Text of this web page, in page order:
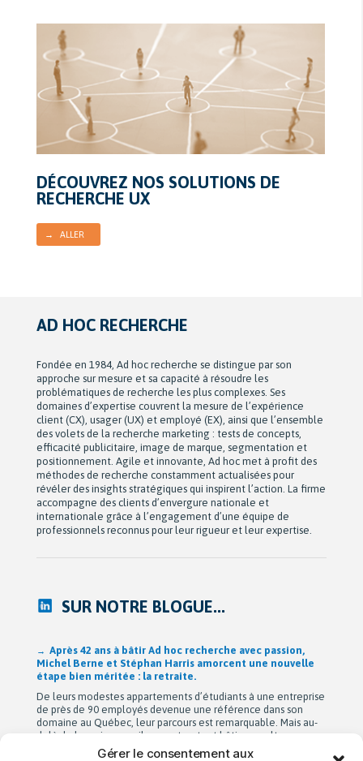
Gérer le consentement aux
DÉCOUVREZ NOS SOLUTIONS DE
RECHERCHE UX
→ ALLER
AD HOC RECHERCHE
Fondée en 1984, Ad hoc recherche se distingue par son
approche sur mesure et sa capacité à résoudre les
problématiques de recherche les plus complexes. Ses
domaines d’expertise couvrent la mesure de l’expérience
client (CX), usager (UX) et employé (EX), ainsi que l’ensemble
des volets de la recherche marketing : tests de concepts,
efficacité publicitaire, image de marque, segmentation et
positionnement. Agile et innovante, Ad hoc met à profit des
méthodes de recherche constamment actualisées pour
révéler des insights stratégiques qui inspirent l’action. La firme
accompagne des clients d’envergure nationale et
internationale grâce à l’engagement d’une équipe de
professionnels reconnus pour leur rigueur et leur expertise.
SUR NOTRE BLOGUE...
Après 42 ans à bâtir Ad hoc recherche avec passion,
Michel Berne et Stéphan Harris amorcent une nouvelle
étape bien méritée : la retraite.
De leurs modestes appartements d’étudiants à une entreprise
de près de 90 employés devenue une référence dans son
domaine au Québec, leur parcours est remarquable. Mais au-
delà de la croissance, ils auront surtout bâti une culture
profondément humaine fondée sur la collaboration, la